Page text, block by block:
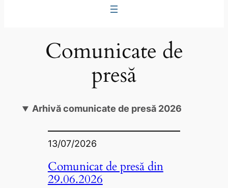
Comunicate de
presă
Arhivă comunicate de presă 2026
13/07/2026
Comunicat de presă din
29.06.2026